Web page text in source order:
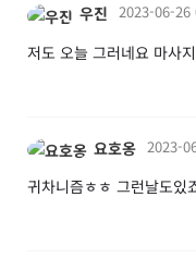
우진 2023-06-26
저도 오늘 그러네요 마사
요호옹 2023-
귀차니즘ㅎㅎ 그런날도있